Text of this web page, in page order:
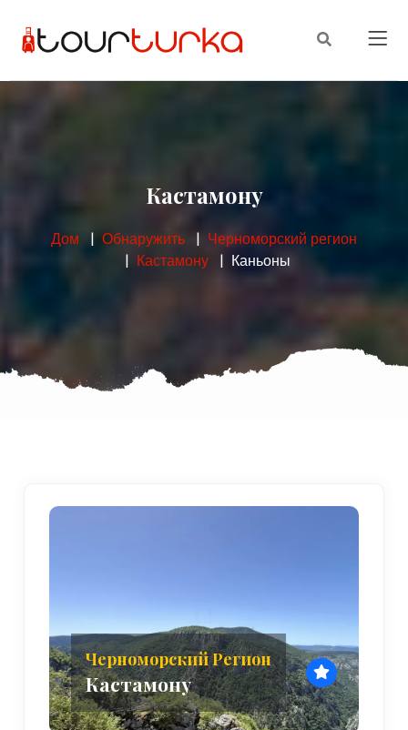
Кастамону
Дом Обнаружить
Черноморский регион
Кастамону
Каньоны
Черноморский Регион
Кастамону